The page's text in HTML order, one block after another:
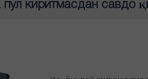
киритмасдан савдо